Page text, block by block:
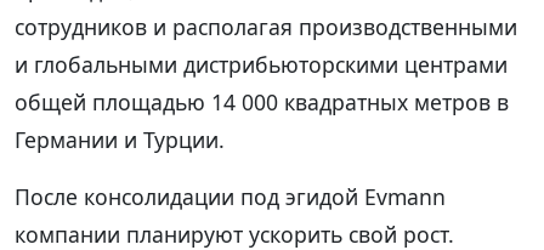
сотрудников и располагая производственными
и глобальными дистрибьюторскими центрами
общей площадью 14 000 квадратных метров в
Германии и Турции.
После консолидации под эгидой Evmann
компании планируют ускорить свой рост.